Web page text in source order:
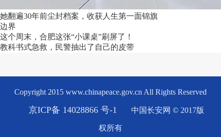
她翻遍30年前尘封档案，收获人生第一面锦旗
边界
这个周末，合肥这张“小课桌”刷屏了！
教科书式急救，民警抽出了自己的皮带
Copyright 2015 www.chinapeace.gov.cn All Rights Reserved
京ICP备 14028866 号-1 中国长安网 © 2017版
权所有